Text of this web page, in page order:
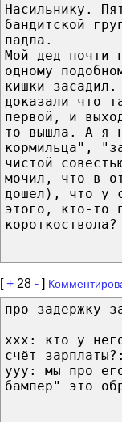
Насильнику.
бандитской
падла.
Мой дед почти
одному
кишки
доказали что
первой, и
то вышла. А я
кормильца",
чистой
мочил, что в
дошел), что у
этого, кто-то
короткоствола?
[+ 28 - ]
про задержку
ххх: кто у
счёт
ууу: мы про
бампер" это